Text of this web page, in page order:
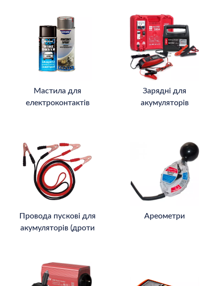
Мастила для
електроконтактів
Зарядні для
акумуляторів
Провода пускові для
акумуляторів (дроти
Ареометри